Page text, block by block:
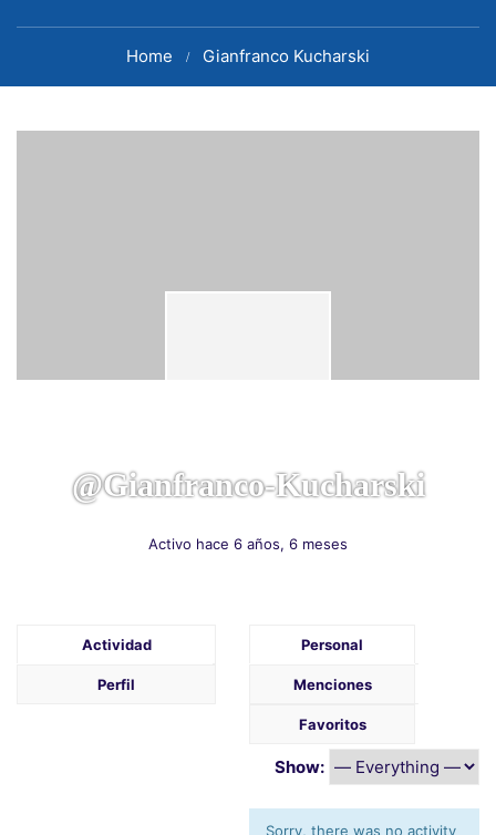
Home Gianfranco Kucharski
@gianfranco-Kucharski
Activo hace 6 años, 6 meses
Actividad
Perfil
Personal
Menciones
Favoritos
Show:
Sorry, there was no activity